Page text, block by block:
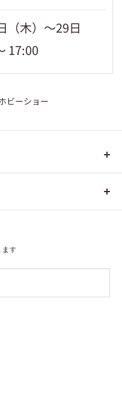
（木）～29日
17:00
心して商品をご使用い
からも皆様に愛される
ます